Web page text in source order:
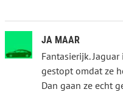
JA MAAR
Fantasierijk.
gestopt omdat ze
Dan gaan ze echt